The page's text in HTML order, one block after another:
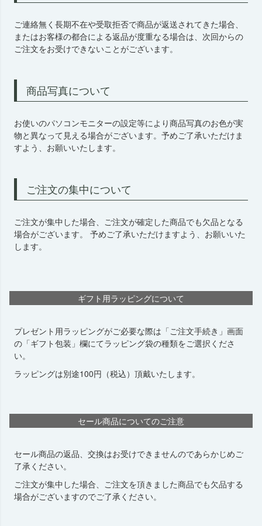
ご連絡無く長期不在や受取拒否で商品が返送されてきた場合、
またはお客様の都合による返品が度重なる場合は、次回からの
ご注文をお受けできないことがございます。
商品写真について
お使いのパソコンモニターの設定等により商品写真のお色が実
物と異なって見える場合がございます。予めご了承いただけま
すよう、お願いいたします。
ご注文の集中について
ご注文が集中した場合、ご注文が確定した商品でも欠品となる
場合がございます。 予めご了承いただけますよう、お願いいた
します。
ギフト用ラッピングについて
プレゼント用ラッピングがご必要な際は「ご注文手続き」画面
の「ギフト包装」欄にてラッピング袋の種類をご選択くださ
い。
ラッピングは別途100円（税込）頂戴いたします。
セール商品についてのご注意
セール商品の返品、交換はお受けできませんのであらかじめご
了承ください。
ご注文が集中した場合、ご注文を頂きました商品でも欠品する
場合がございますのでご了承ください。